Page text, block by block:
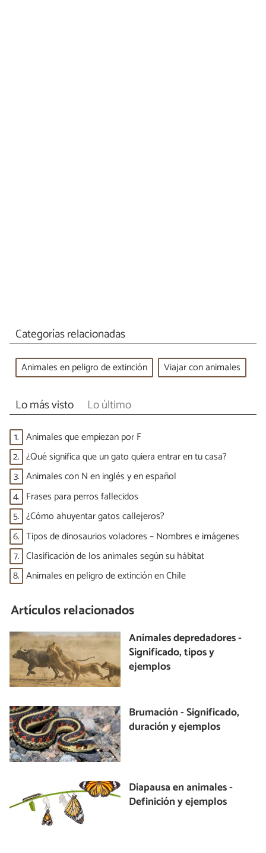
Categorías relacionadas
Animales en peligro de extinción Viajar con animales
Lo más visto Lo último
1. Animales que empiezan por F
2. ¿Qué significa que un gato quiera entrar en tu casa?
3. Animales con N en inglés y en español
4. Frases para perros fallecidos
5. ¿Cómo ahuyentar gatos callejeros?
6. Tipos de dinosaurios voladores – Nombres e imágenes
7. Clasificación de los animales según su hábitat
8. Animales en peligro de extinción en Chile
Artículos relacionados
Animales depredadores -
Significado, tipos y
ejemplos
Brumación - Significado,
duración y ejemplos
Diapausa en animales -
Definición y ejemplos